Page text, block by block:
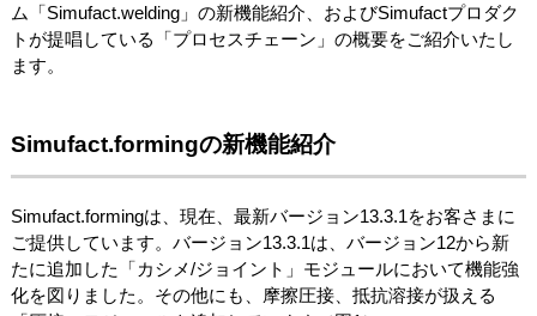
ム「Simufact.welding」の新機能紹介、およびSimufactプロダク
トが提唱している「プロセスチェーン」の概要をご紹介いたし
ます。
Simufact.formingの新機能紹介
Simufact.formingは、現在、最新バージョン13.3.1をお客さまに
ご提供しています。バージョン13.3.1は、バージョン12から新
たに追加した「カシメ/ジョイント」モジュールにおいて機能強
化を図りました。その他にも、摩擦圧接、抵抗溶接が扱える